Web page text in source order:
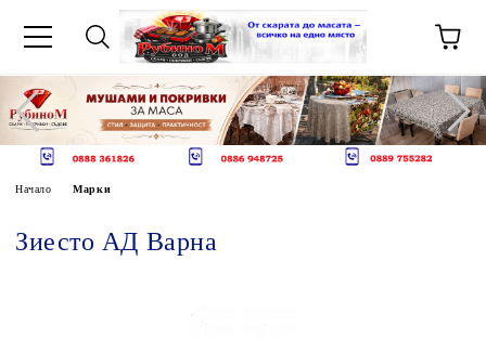
Начало Марки
Зиесто АД Варна